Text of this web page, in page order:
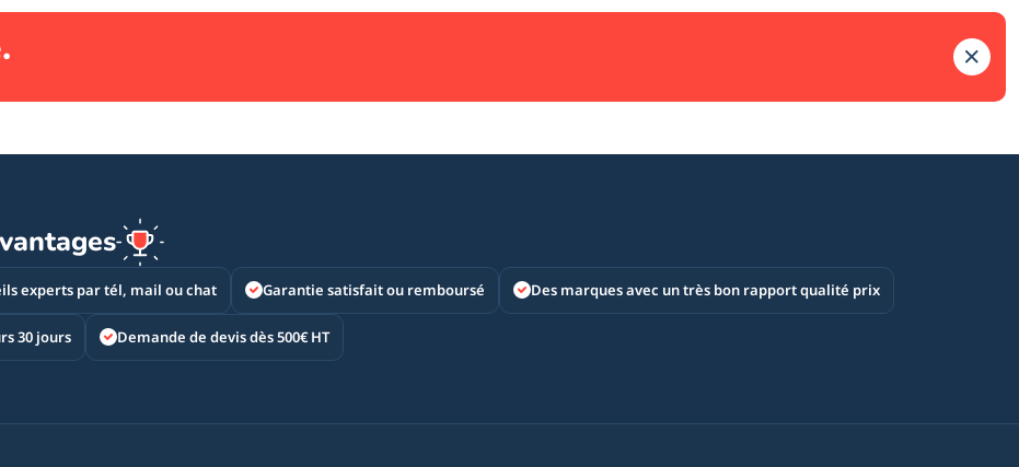
experts par tél, mail ou chat Garantie satisfait ou remboursé Des marques avec un très bon rapport qualité prix
30 jours Demande de devis dès 500€ HT